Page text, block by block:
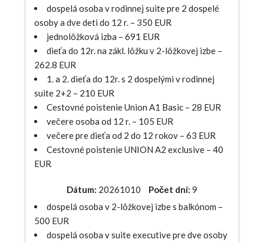
dospelá osoba v rodinnej suite pre 2 dospelé
osoby a dve deti do 12 r. – 350 EUR
jednolôžková izba – 691 EUR
dieťa do 12r. na zákl. lôžku v 2-lôžkovej izbe –
262.8 EUR
1. a 2. dieťa do 12r. s 2 dospelými v rodinnej
suite 2+2 – 210 EUR
Cestovné poistenie Union A1 Basic – 28 EUR
večere osoba od 12 r. – 105 EUR
večere pre dieťa od 2 do 12 rokov – 63 EUR
Cestovné poistenie UNION A2 exclusive – 40
EUR
Dátum: 20261010 Počet dní: 9
dospelá osoba v 2-lôžkovej izbe s balkónom –
500 EUR
dospelá osoba v suite executive pre dve osoby